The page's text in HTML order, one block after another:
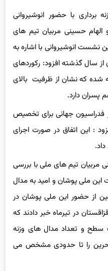
برداری با حضور انوشیروانی
الهام حسینی مربیان تیم های
نشست انوشیروانی با اشاره به
از سال گذشته افزود: رکوردهای
8 رده وزنی ارائه شده که نشان از ظرفیت بالای
پسران دارد.
فدراسیون جهانی برای تخصیص
: این اتفاق در صورت اجرای
مربیان تیم های ملی با بررسی
این ملی پوشان و امید به مدال
از حضور این ملی پوشان در
در تیرماه خبر دادند که
سطح و تعداد مدال های وزنه
بحرین را تا حدودی مشخص می